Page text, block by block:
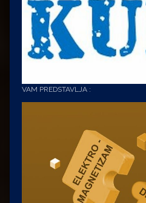
VAM PREDSTAVLJA :